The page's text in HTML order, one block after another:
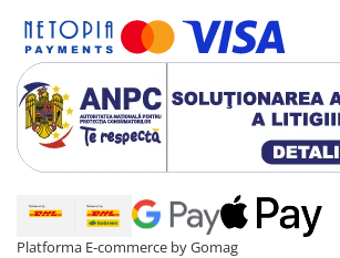
Platforma E-commerce by Gomag